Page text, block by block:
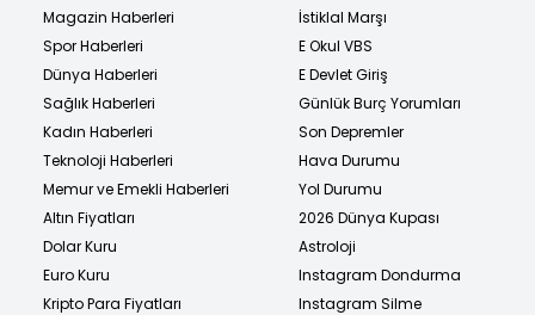
Magazin Haberleri
Spor Haberleri
Dünya Haberleri
Sağlık Haberleri
Kadın Haberleri
Teknoloji Haberleri
Memur ve Emekli Haberleri
Altın Fiyatları
Dolar Kuru
Euro Kuru
Kripto Para Fiyatları
İstiklal Marşı
E Okul VBS
E Devlet Giriş
Günlük Burç Yorumları
Son Depremler
Hava Durumu
Yol Durumu
2026 Dünya Kupası
Astroloji
Instagram Dondurma
Instagram Silme